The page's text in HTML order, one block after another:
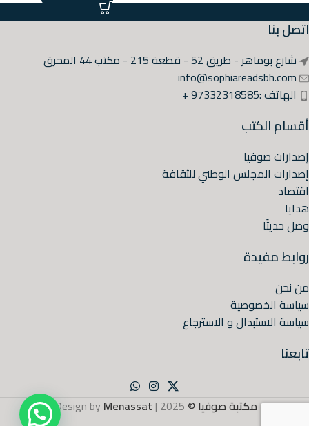
اتصل بنا
شارع بوماهر - طريق 52 - قطعة 215 - مكتب 44 المحرق
info@sophiareadsbh.com
الهاتف :97332318585 +
أقسام الكتب
إصدارات صوفيا
إصدارات المجلس الوطني للثقافة
اقتصاد
هدايا
وصل حديثًا
روابط مفيدة
من نحن
سياسة الخصوصية
سياسة الاستبدال و الاسترجاع
تابعنا
مكتبة صوفيا © 2025 | Design by
Menassat
.